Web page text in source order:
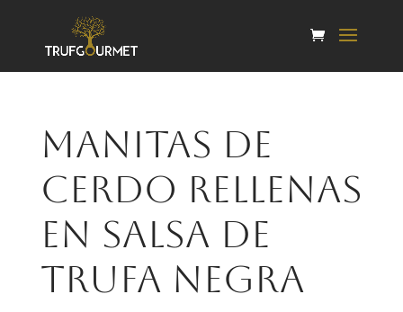
Manitas de
cerdo rellenas
en salsa de
trufa negra